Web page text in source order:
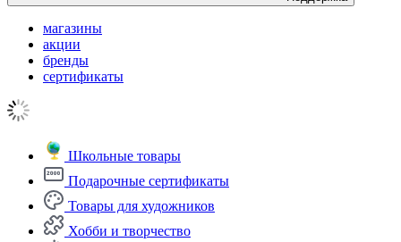
магазины
акции
бренды
сертификаты
Школьные товары
Подарочные сертификаты
Товары для художников
Хобби и творчество